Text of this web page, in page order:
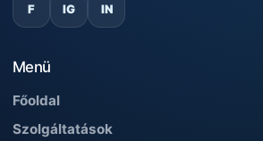
F IG IN
Menü
Főoldal
Szolgáltatások